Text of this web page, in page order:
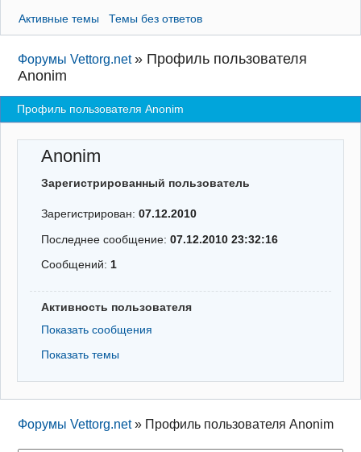
Пользователи
Правила
Поиск
Регистрация
Вход
Активные темы Темы без ответов
Форумы Vettorg.net » Профиль пользователя
Anonim
Профиль пользователя Anonim
Anonim
Зарегистрированный пользователь
Зарегистрирован:07.12.2010
Последнее сообщение:07.12.2010 23:32:16
Сообщений: 1
Активность пользователя
Показать сообщения
Показать темы
Форумы Vettorg.net » Профиль пользователя Anonim